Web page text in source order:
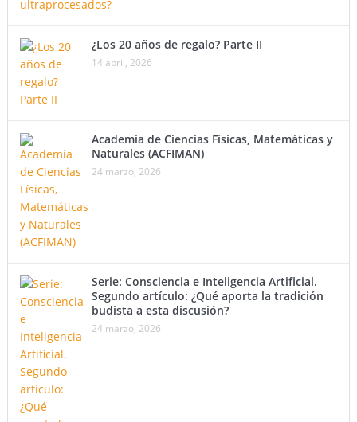
¿Los 20 años de regalo? Parte II
14 abril, 2026
Academia de Ciencias Físicas, Matemáticas y
Naturales (ACFIMAN)
24 marzo, 2026
Serie: Consciencia e Inteligencia Artificial.
Segundo artículo: ¿Qué aporta la tradición
budista a esta discusión?
24 marzo, 2026